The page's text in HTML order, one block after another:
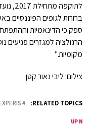
ברורות לגופים הפיננסיים
ספק כי הדינאמיות
הרגולציה למגזרים פגיעים
מקומיות."
צילום: ליבי נאור קטן
RELATED TOPICS:
UP